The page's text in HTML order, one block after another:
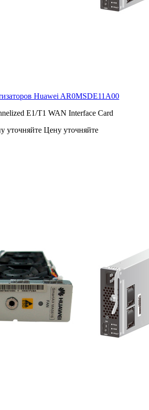
Huawei AR0MSDE11A00
E1/T1 WAN Interface Card
уточняйте Цену уточняйте